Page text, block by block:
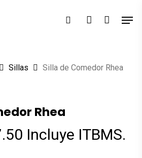
searchaccount
Sillas Silla de Comedor Rhea
Rhea
ElIncluye ITBMS.